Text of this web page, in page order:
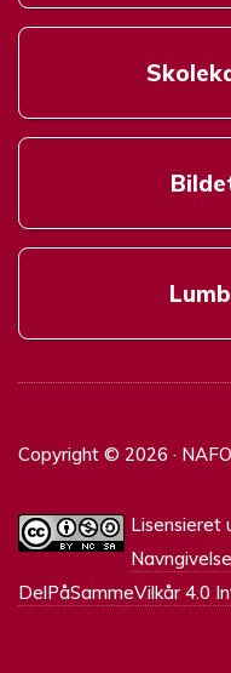
Copyright © 2026 · NAFO
Lisensieret
DelPåSammeVilkår 4.0